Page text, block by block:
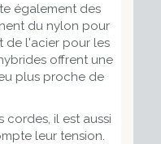
également des
du nylon pour
de l'acier pour les
offrent une
plus proche de
cordes, il est aussi
leur tension.